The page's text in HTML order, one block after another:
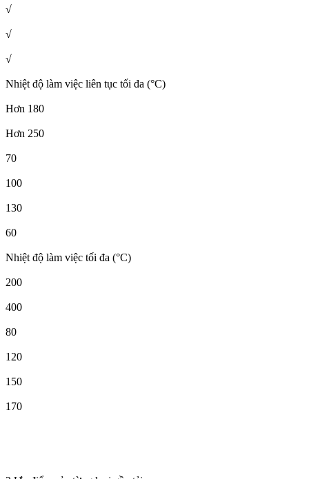
√
√
√
Nhiệt độ làm việc liên tục tối đa (°C)
Hơn 180
Hơn 250
70
100
130
60
Nhiệt độ làm việc tối đa (°C)
200
400
80
120
150
170